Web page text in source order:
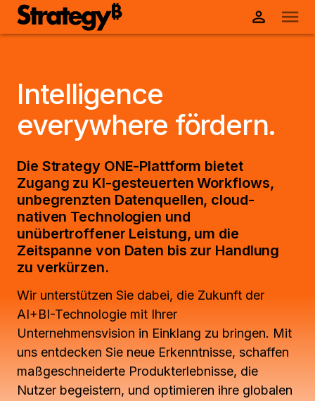
Intelligence
everywhere fördern.
Die Strategy ONE-Plattform bietet
Zugang zu KI-gesteuerten Workflows,
unbegrenzten Datenquellen, cloud-
nativen Technologien und
unübertroffener Leistung, um die
Zeitspanne von Daten bis zur Handlung
zu verkürzen.
Wir unterstützen Sie dabei, die Zukunft der
AI+BI-Technologie mit Ihrer
Unternehmensvision in Einklang zu bringen. Mit
uns entdecken Sie neue Erkenntnisse, schaffen
maßgeschneiderte Produkterlebnisse, die
Nutzer begeistern, und optimieren ihre globalen